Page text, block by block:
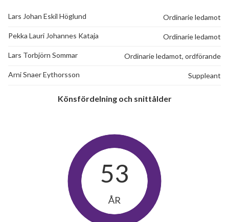
Lars Johan Eskil Höglund Ordinarie ledamot
Pekka Lauri Johannes Kataja Ordinarie ledamot
Lars Torbjörn Sommar Ordinarie ledamot, ordförande
Arni Snaer Eythorsson Suppleant
Könsfördelning och snittålder
53
ÅR